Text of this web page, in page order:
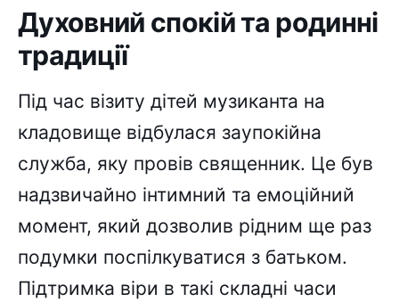
Духовний спокій та родинні
традиції
Під час візиту дітей музиканта на
кладовище відбулася заупокійна
служба, яку провів священник. Це був
надзвичайно інтимний та емоційний
момент, який дозволив рідним ще раз
подумки поспілкуватися з батьком.
Підтримка віри в такі складні часи